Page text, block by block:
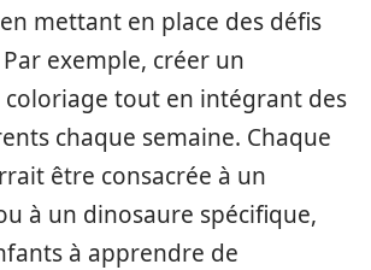
mettant en place des défis
exemple, créer un
coloriage tout en intégrant des
chaque semaine. Chaque
être consacrée à un
à un dinosaure spécifique,
à apprendre de